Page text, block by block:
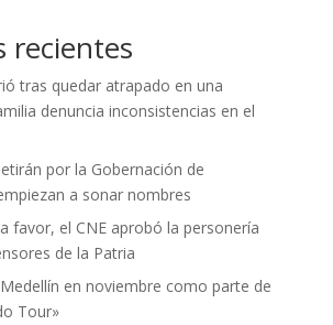
recientes
tras quedar atrapado en una
denuncia inconsistencias en el
por la Gobernación de
a sonar nombres
favor, el CNE aprobó la personería
de la Patria
en noviembre como parte de
Tour»